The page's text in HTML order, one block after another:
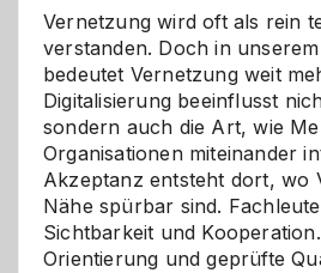
Vernetzung wird oft als rein
verstanden. Doch in
bedeutet Vernetzung weit
Digitalisierung beeinflusst
sondern auch die Art, wie
Organisationen miteinander
Akzeptanz entsteht dort, wo
Nähe spürbar sind.
Sichtbarkeit und
Orientierung und geprüfte